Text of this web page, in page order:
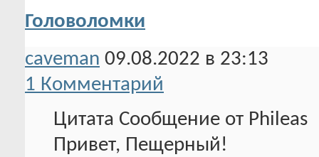
Головоломки
caveman 09.08.2022 в 23:13
1 Комментарий
Цитата Сообщение от Phileas
Привет, Пещерный!